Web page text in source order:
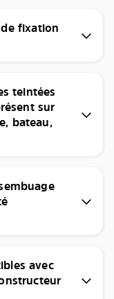
fixation
teintées
sur
bateau,
avec